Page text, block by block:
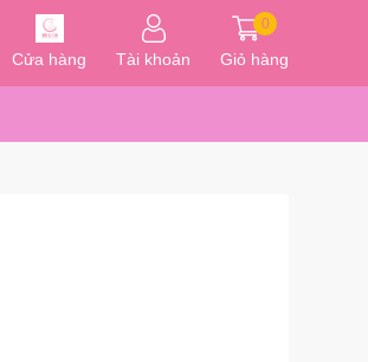
Cửa hàng Tài khoản
0
Giỏ hàng